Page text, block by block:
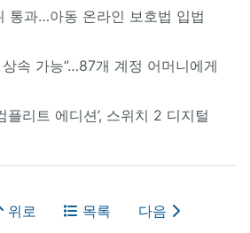
통과…아동 온라인 보호법 입법
속 가능”…87개 계정 어머니에게
플리트 에디션’, 스위치 2 디지털
위로 목록 다음